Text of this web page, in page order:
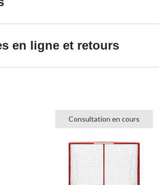
en ligne et retours
Consultation en cours